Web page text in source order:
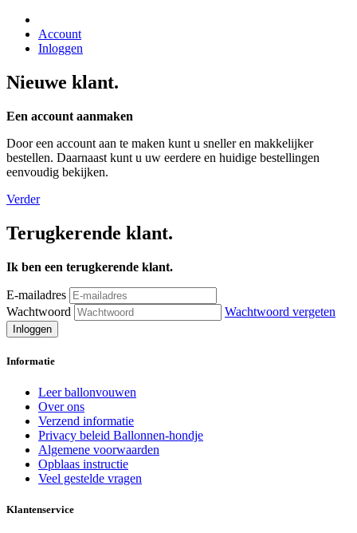
Account
Inloggen
Nieuwe klant.
Een account aanmaken
Door een account aan te maken kunt u sneller en makkelijker
bestellen. Daarnaast kunt u uw eerdere en huidige bestellingen
eenvoudig bekijken.
Verder
Terugkerende klant.
Ik ben een terugkerende klant.
E-mailadres
Wachtwoord
Wachtwoord vergeten
Informatie
Leer ballonvouwen
Over ons
Verzend informatie
Privacy beleid Ballonnen-hondje
Algemene voorwaarden
Opblaas instructie
Veel gestelde vragen
Klantenservice